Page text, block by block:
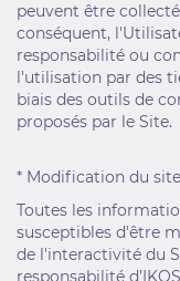
peuvent être
conséquent,
responsabilité ou
l'utilisation par des
biais des outils de
proposés par le Site.
* Modification du site
Toutes les
susceptibles d'être
de l'interactivité du
responsabilité